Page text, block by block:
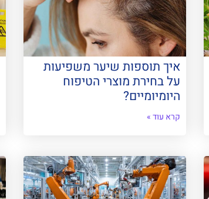
איך תוספות שיער משפיעות
על בחירת מוצרי הטיפוח
היומיומיים?
קרא עוד »